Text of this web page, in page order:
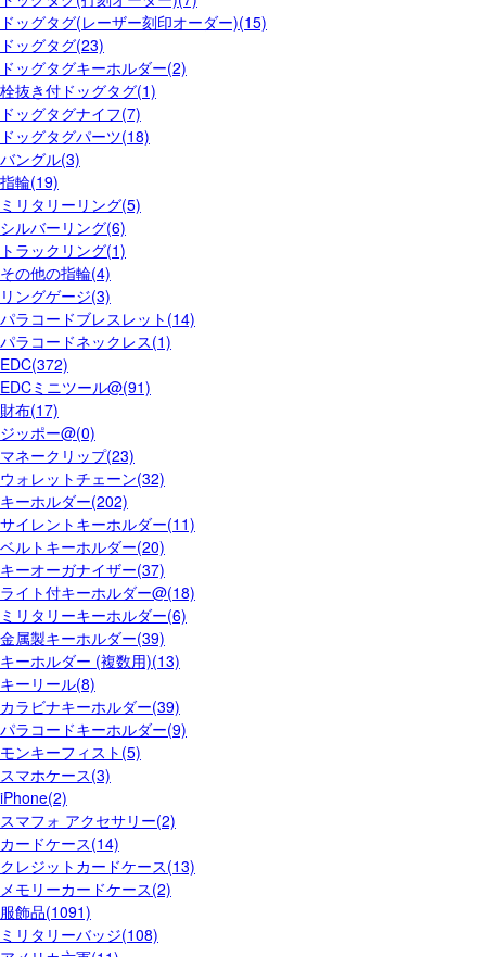
ドッグタグ(レーザー刻印オーダー)(15)
ドッグタグ(23)
ドッグタグキーホルダー(2)
栓抜き付ドッグタグ(1)
ドッグタグナイフ(7)
ドッグタグパーツ(18)
バングル(3)
指輪(19)
ミリタリーリング(5)
シルバーリング(6)
トラックリング(1)
その他の指輪(4)
リングゲージ(3)
パラコードブレスレット(14)
パラコードネックレス(1)
EDC(372)
EDCミニツール@(91)
財布(17)
ジッポー@(0)
マネークリップ(23)
ウォレットチェーン(32)
キーホルダー(202)
サイレントキーホルダー(11)
ベルトキーホルダー(20)
キーオーガナイザー(37)
ライト付キーホルダー@(18)
ミリタリーキーホルダー(6)
金属製キーホルダー(39)
キーホルダー (複数用)(13)
キーリール(8)
カラビナキーホルダー(39)
パラコードキーホルダー(9)
モンキーフィスト(5)
スマホケース(3)
iPhone(2)
スマフォ アクセサリー(2)
カードケース(14)
クレジットカードケース(13)
メモリーカードケース(2)
服飾品(1091)
ミリタリーバッジ(108)